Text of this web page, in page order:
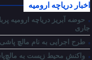
اخبار دریاچه ارومیه
حوضه آبریز دریاچه ارومیه
جاری
طرح اجرایی به نام مالچ پاشی
واکنش محیط زیست به